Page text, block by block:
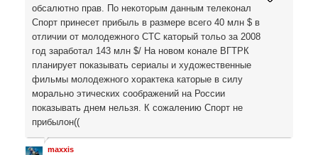
обсалютно прав. По некоторым данным телеконал
Спорт принесет прибыль в размере всего 40 млн $ в
отличии от молодежного СТС каторый тольо за 2008
год заработал 143 млн $/ На новом конале ВГТРК
планирует показывать сериалы и художественные
фильмы молодежного хорактека каторые в силу
морально этических соображений на России
показывать днем нельзя. К сожалению Спорт не
прибылон((
maxxis